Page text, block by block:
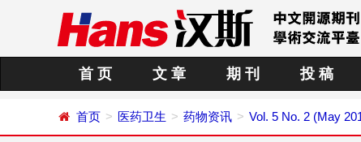
首 页 文 章 期 刊 投 稿
首页 医药卫生 药物资讯 Vol. 5 No. 2 (May